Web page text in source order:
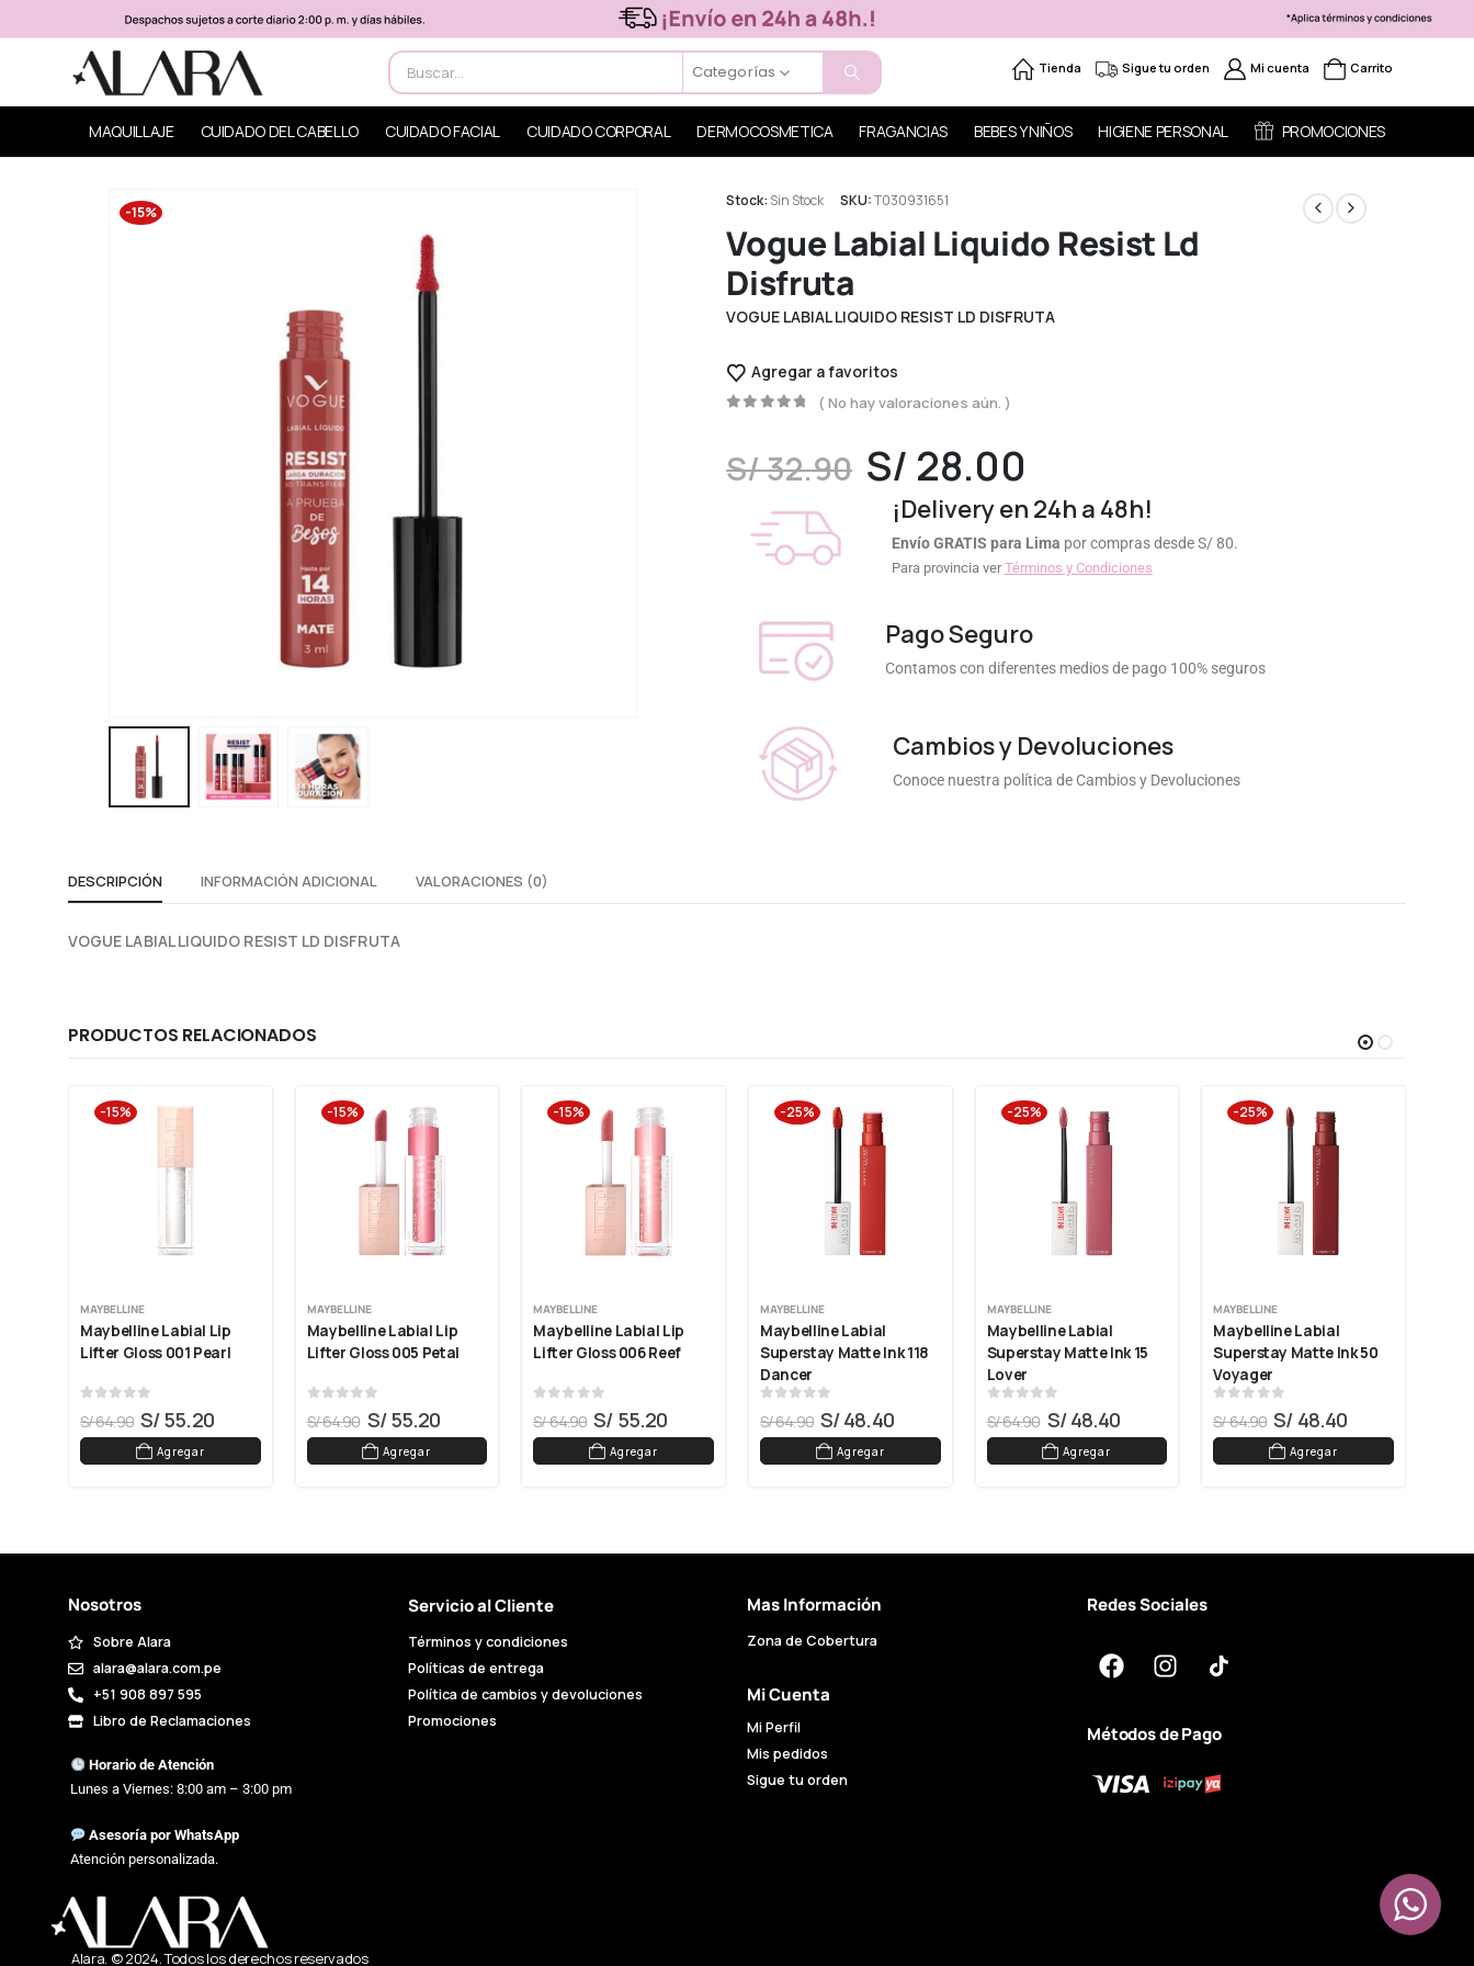
Categorías Tienda Sigue tu orden Mi cuenta Carrito
MAQUILLAJE CUIDADO DEL CABELLO CUIDADO FACIAL CUIDADO CORPORAL DERMOCOSMETICA FRAGANCIAS BEBES Y NIÑOS HIGIENE PERSONAL PROMOCIONES
-15%
Stock: Sin Stock SKU:T030931651
Vogue Labial Liquido Resist Ld
Disfruta
VOGUE LABIAL LIQUIDO RESIST LD DISFRUTA
Agregar a favoritos
( No hay valoraciones aún. )
S/32.90 S/ 28.00
¡Delivery en 24h a 48h!
Envío GRATIS para Lima por compras desde S/ 80.
Para provincia verTérminos y Condiciones
Pago Seguro
Contamos con diferentes medios de pago 100% seguros
Cambios y Devoluciones
Conoce nuestra política de Cambios y Devoluciones
DESCRIPCIÓN INFORMACIÓN ADICIONAL VALORACIONES (0)
VOGUE LABIAL LIQUIDO RESIST LD DISFRUTA
PRODUCTOS RELACIONADOS
-15%
MAYBELLINE
Maybelline Labial Lip
Lifter Gloss 001 Pearl
S/64.90 S/55.20
Agregar
-15%
MAYBELLINE
Maybelline Labial Lip
Lifter Gloss 005 Petal
S/64.90 S/55.20
Agregar
-15%
MAYBELLINE
Maybelline Labial Lip
Lifter Gloss 006 Reef
S/64.90 S/ 55.20
Agregar
-25%
MAYBELLINE
Maybelline Labial
Superstay Matte Ink 118
Dancer
S/64.90 S/48.40
Agregar
-25%
MAYBELLINE
Maybelline Labial
Superstay Matte Ink 15
Lover
S/64.90 S/48.40
Agregar
-25%
MAYBELLINE
Maybelline Labial
Superstay Matte Ink 50
Voyager
S/64.90 S/ 48.40
Agregar
Nosotros
Sobre Alara
alara@alara.com.pe
+51 908 897 595
Libro de Reclamaciones
Horario de Atención
Lunes a Viernes: 8:00 am – 3:00 pm
Asesoría por WhatsApp
Atención personalizada.
Servicio al Cliente
Términos y condiciones
Políticas de entrega
Política de cambios y devoluciones
Promociones
Mas Información
Zona de Cobertura
Mi Cuenta
Mi Perfil
Mis pedidos
Sigue tu orden
Redes Sociales
Métodos de Pago
Alara. © 2024. Todos los derechos reservados